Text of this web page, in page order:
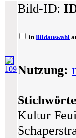
109
Bild-ID:
in Bildauswahl
Nutzung:
Kultur